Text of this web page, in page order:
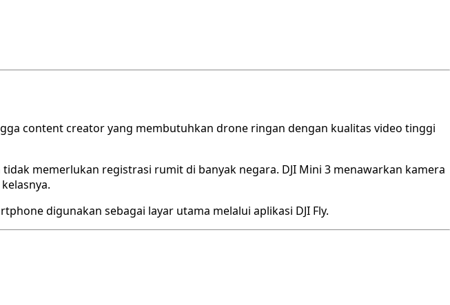
content creator yang membutuhkan drone ringan dengan kualitas video tinggi
memerlukan registrasi rumit di banyak negara. DJI Mini 3 menawarkan kamera
digunakan sebagai layar utama melalui aplikasi DJI Fly.